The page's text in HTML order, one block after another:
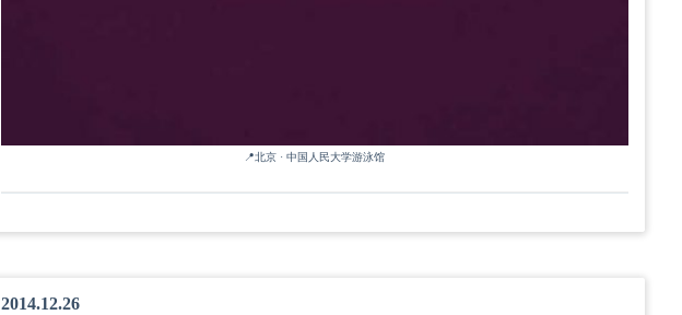
📍北京 · 中国人民大学游泳馆
2014.12.26